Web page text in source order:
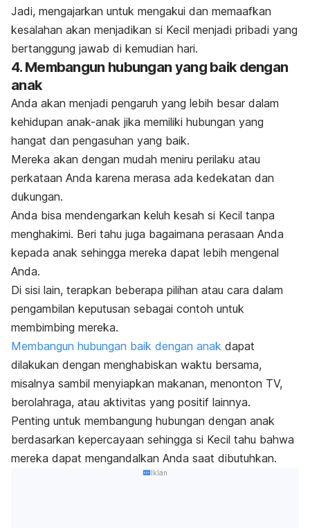
Jadi, mengajarkan untuk mengakui dan memaafkan
kesalahan akan menjadikan si Kecil menjadi pribadi yang
bertanggung jawab di kemudian hari.
4. Membangun hubungan yang baik dengan
anak
Anda akan menjadi pengaruh yang lebih besar dalam
kehidupan anak-anak jika memiliki hubungan yang
hangat dan pengasuhan yang baik.
Mereka akan dengan mudah meniru perilaku atau
perkataan Anda karena merasa ada kedekatan dan
dukungan.
Anda bisa mendengarkan keluh kesah si Kecil tanpa
menghakimi. Beri tahu juga bagaimana perasaan Anda
kepada anak sehingga mereka dapat lebih mengenal
Anda.
Di sisi lain, terapkan beberapa pilihan atau cara dalam
pengambilan keputusan sebagai contoh untuk
membimbing mereka.
Membangun hubungan baik dengan anak dapat
dilakukan dengan menghabiskan waktu bersama,
misalnya sambil menyiapkan makanan, menonton TV,
berolahraga, atau aktivitas yang positif lainnya.
Penting untuk membangung hubungan dengan anak
berdasarkan kepercayaan sehingga si Kecil tahu bahwa
mereka dapat mengandalkan Anda saat dibutuhkan.
Iklan